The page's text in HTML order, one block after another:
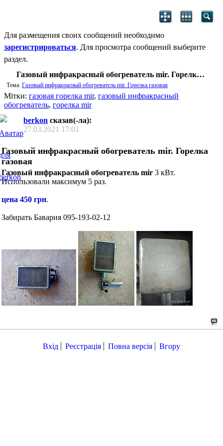
Для размещения своих сообщений необходимо
зарегистрироваться. Для просмотра сообщений выберите
раздел.
Газовый инфракрасный обогреватель mir. Горелка газовая
Тема: Газовый инфракрасный обогреватель mir. Горелка газовая
Мітки: газовая горелка mir, газовый инфракрасный
обогреватель, горелка mir
berkon сказав(-ла):
27.03.2021 17:01
Газовый инфракрасный обогреватель mir. Горелка
газовая
Газовый инфракрасный обогреватель mir 3 кВт.
Использовали максимум 5 раз.
цена 450 грн.
Забирать Бавария 095-193-02-12
Вхід Реєстрація Повна версія Вгору